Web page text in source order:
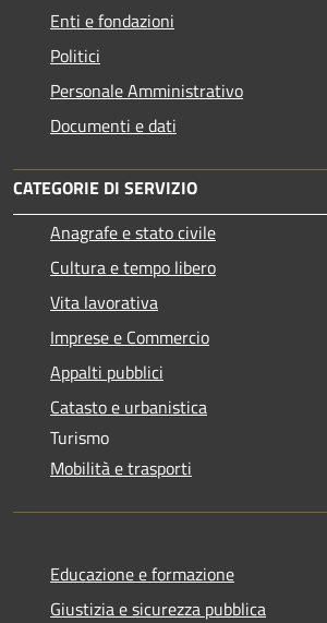
Enti e fondazioni
Politici
Personale Amministrativo
Documenti e dati
CATEGORIE DI SERVIZIO
Anagrafe e stato civile
Cultura e tempo libero
Vita lavorativa
Imprese e Commercio
Appalti pubblici
Catasto e urbanistica
Turismo
Mobilità e trasporti
Educazione e formazione
Giustizia e sicurezza pubblica